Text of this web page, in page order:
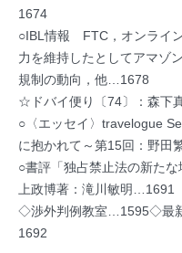
○IBL情報 FTC，オンライ
力を維持したとしてアマゾ
規制の動向，他…1678
☆ドバイ便り〔74〕：森下
○〈エッセイ〉travelogue
に抱かれて～第15回：野田
○書評「独占禁止法の新た
上政博著：滝川敏明…1691
◇渉外判例教室…1595◇最
1692